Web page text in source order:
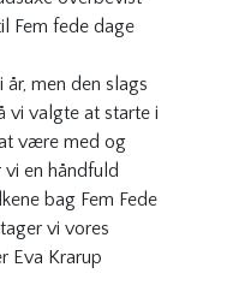
Fem fede dage
men den slags
vi valgte at starte i
være med og
en håndfuld
bag Fem Fede
vi vores
Eva Krarup